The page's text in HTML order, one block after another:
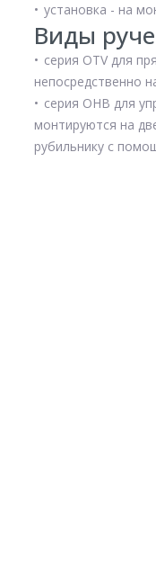
установка - на
Виды
серия OTV для
непосредственно
серия OHB для
монтируются на
рубильнику с